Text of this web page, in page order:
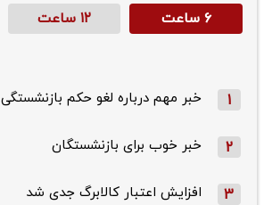
۶ ساعت ۱۲ ساعت
1 خبر مهم درباره لغو حکم بازنشستگی
2 خبر خوب برای بازنشستگان
3 افزایش اعتبار کالابرگ جدی شد